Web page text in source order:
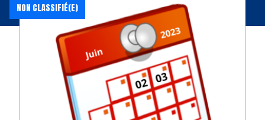
NON CLASSIFIÉ(E)